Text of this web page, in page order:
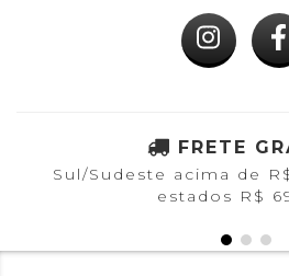
FRETE
Sul/Sudeste acima de
estados R$